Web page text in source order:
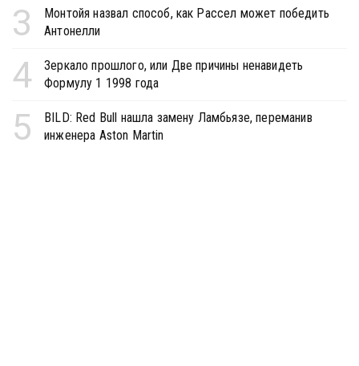
3
Монтойя назвал способ, как Рассел может победить
Антонелли
4
Зеркало прошлого, или Две причины ненавидеть
Формулу 1 1998 года
5
BILD: Red Bull нашла замену Ламбьязе, переманив
инженера Aston Martin